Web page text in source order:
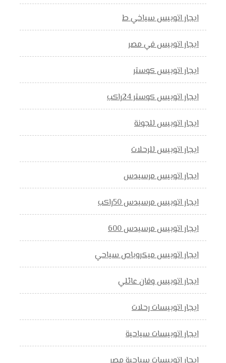
ايجار اتوبيس سياخي ط
ايجار اتوبيس في مصر
ايجار اتوبيس كوستر
ايجار اتوبيس كوستر 24راكب
ايجار اتوبيس للجونة
ايجار اتوبيس للرحلات
ايجار اتوبيس مرسيدس
ايجار اتوبيس مرسيدس 50راكب
ايجار اتوبيس مرسيدس 600
ايجار اتوبيس ميكروباص سياحي
ايجار اتوبيس وفان عائلي
ايجار اتوبيسات رحلات
ايجار اتوبيسات سياحية